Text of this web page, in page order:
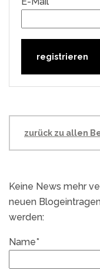
zurück zu allen
Keine News mehr
neuen
werden:
Name*